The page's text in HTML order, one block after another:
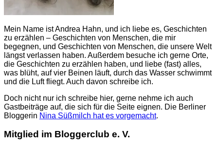
Mein Name ist Andrea Hahn, und ich liebe es, Geschichten
zu erzählen – Geschichten von Menschen, die mir
begegnen, und Geschichten von Menschen, die unsere Welt
längst verlassen haben. Außerdem besuche ich gerne Orte,
die Geschichten zu erzählen haben, und liebe (fast) alles,
was blüht, auf vier Beinen läuft, durch das Wasser schwimmt
und die Luft fliegt. Auch davon schreibe ich.
Doch nicht nur ich schreibe hier, gerne nehme ich auch
Gastbeiträge auf, die sich für die Seite eignen. Die Berliner
Bloggerin Nina Süßmilch hat es vorgemacht.
Mitglied im Bloggerclub e. V.